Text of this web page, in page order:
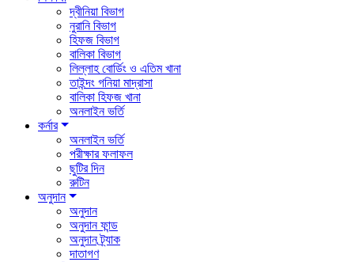
দ্বীনিয়া বিভাগ
নুরানি বিভাগ
হিফজ বিভাগ
বালিকা বিভাগ
লিল্লাহ বোর্ডিং ও এতিম খানা
তাইন্দং গনিয়া মাদ্রাসা
বালিকা হিফজ খানা
অনলাইন ভর্তি
কর্নার
অনলাইন ভর্তি
পরীক্ষার ফলাফল
ছুটির দিন
রুটিন
অনুদান
অনুদান
অনুদান ফান্ড
অনুদান ট্র্যাক
দাতাগণ